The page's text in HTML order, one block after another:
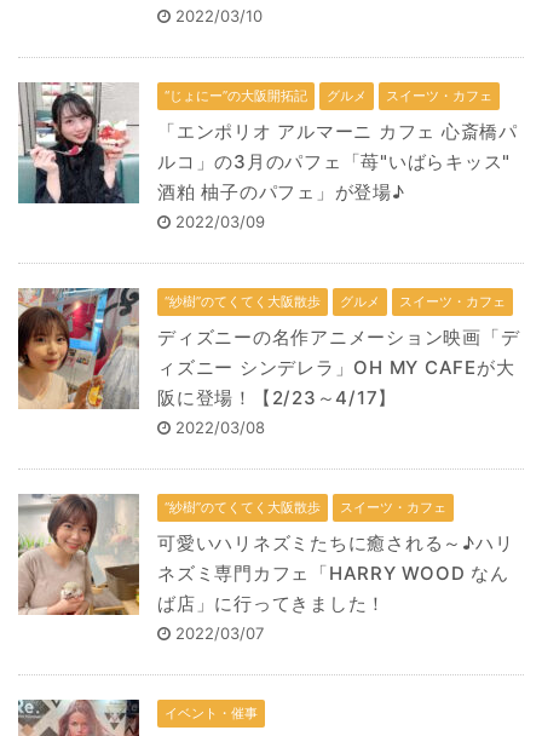
2022/03/10
“じょにー”の大阪開拓記 グルメ スイーツ・カフェ
「エンポリオ アルマーニ カフェ 心斎橋パ
ルコ」の3月のパフェ「苺"いばらキッス"
酒粕 柚子のパフェ」が登場♪
2022/03/09
“紗樹”のてくてく大阪散歩 グルメ スイーツ・カフェ
ディズニーの名作アニメーション映画「デ
ィズニー シンデレラ」OH MY CAFEが大
阪に登場！【2/23～4/17】
2022/03/08
“紗樹”のてくてく大阪散歩 スイーツ・カフェ
可愛いハリネズミたちに癒される～♪ハリ
ネズミ専門カフェ「HARRY WOOD なん
ば店」に行ってきました！
2022/03/07
イベント・催事